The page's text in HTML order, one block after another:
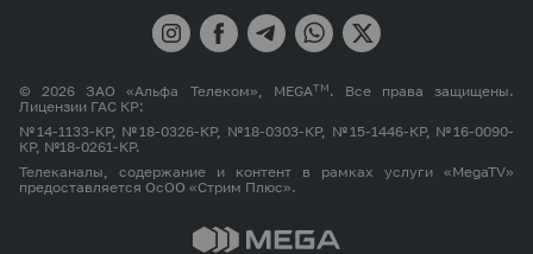
© 2026 ЗАО «Альфа Телеком», MEGATM. Все права защищены.
Лицензии ГАС КР:
№14-1133-КР, №18-0326-КР, №18-0303-КР, №15-1446-КР, №16-0090-
КР, №18-0261-КР.
Телеканалы, содержание и контент в рамках услуги «MegaTV»
предоставляется ОсОО «Стрим Плюс».